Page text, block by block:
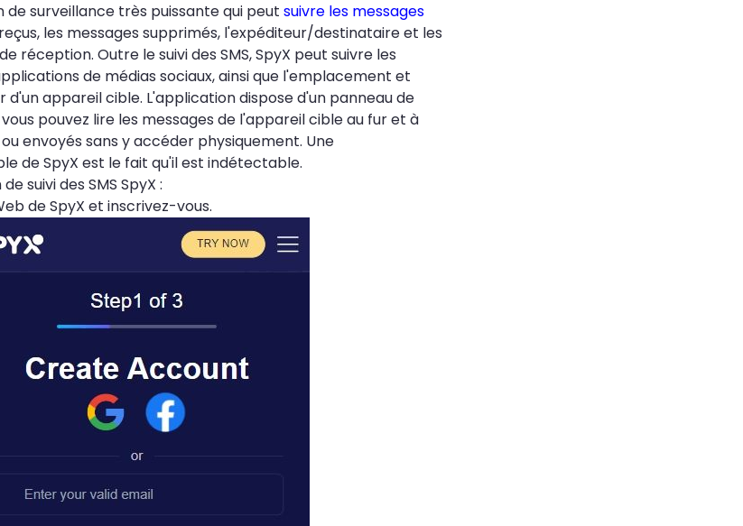
de surveillance très puissante qui peut suivre les messages
les messages supprimés, l'expéditeur/destinataire et les
réception. Outre le suivi des SMS, SpyX peut suivre les
de médias sociaux, ainsi que l'emplacement et
d'un appareil cible. L'application dispose d'un panneau de
pouvez lire les messages de l'appareil cible au fur et à
envoyés sans y accéder physiquement. Une
de SpyX est le fait qu'il est indétectable.
suivi des SMS SpyX :
de SpyX et inscrivez-vous.